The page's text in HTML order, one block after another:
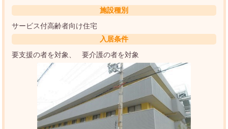
施設種別
サービス付高齢者向け住宅
入居条件
要支援の者を対象
要介護の者を対象